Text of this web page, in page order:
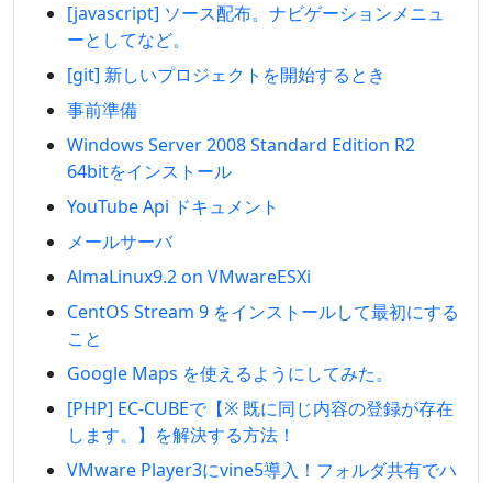
[javascript] ソース配布。ナビゲーションメニュ
ーとしてなど。
[git] 新しいプロジェクトを開始するとき
事前準備
Windows Server 2008 Standard Edition R2
64bitをインストール
YouTube Api ドキュメント
メールサーバ
AlmaLinux9.2 on VMwareESXi
CentOS Stream 9 をインストールして最初にする
こと
Google Maps を使えるようにしてみた。
[PHP] EC-CUBEで【※ 既に同じ内容の登録が存在
します。】を解決する方法！
VMware Player3にvine5導入！フォルダ共有でハ